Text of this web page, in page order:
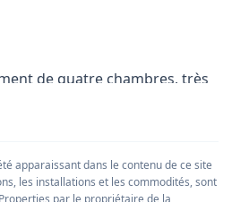
de quatre chambres, très
face à l'ouest et aux
des sols en marbre
apparaissant dans le contenu de ce site
les installations et les commodités, sont
par le propriétaire de la